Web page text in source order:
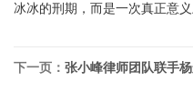
冰冰的刑期，而是一次真正意义
下一页： 张小峰律师团队联手杨航胜律师团队刑辩精准破局，